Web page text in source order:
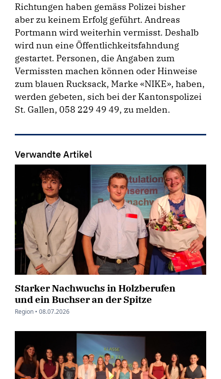
Richtungen haben gemäss Polizei bisher
aber zu keinem Erfolg geführt. Andreas
Portmann wird weiterhin vermisst. Deshalb
wird nun eine Öffentlichkeitsfahndung
gestartet. Personen, die Angaben zum
Vermissten machen können oder Hinweise
zum blauen Rucksack, Marke «NIKE», haben,
werden gebeten, sich bei der Kantonspolizei
St. Gallen, 058 229 49 49, zu melden.
Verwandte Artikel
Starker Nachwuchs in Holzberufen
und ein Buchser an der Spitze
Region • 08.07.2026